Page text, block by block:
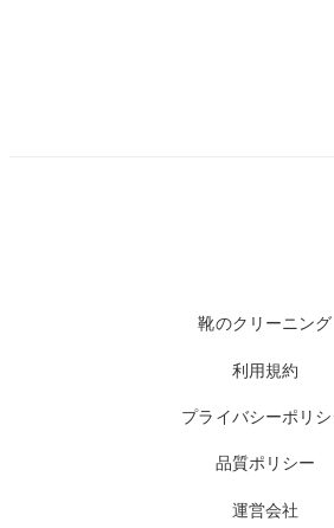
靴のクリーニング
利用規約
プライバシーポリ
品質ポリシー
運営会社